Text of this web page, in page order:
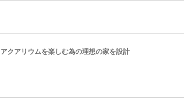
アクアリウムを楽しむ為の理想の家を設計